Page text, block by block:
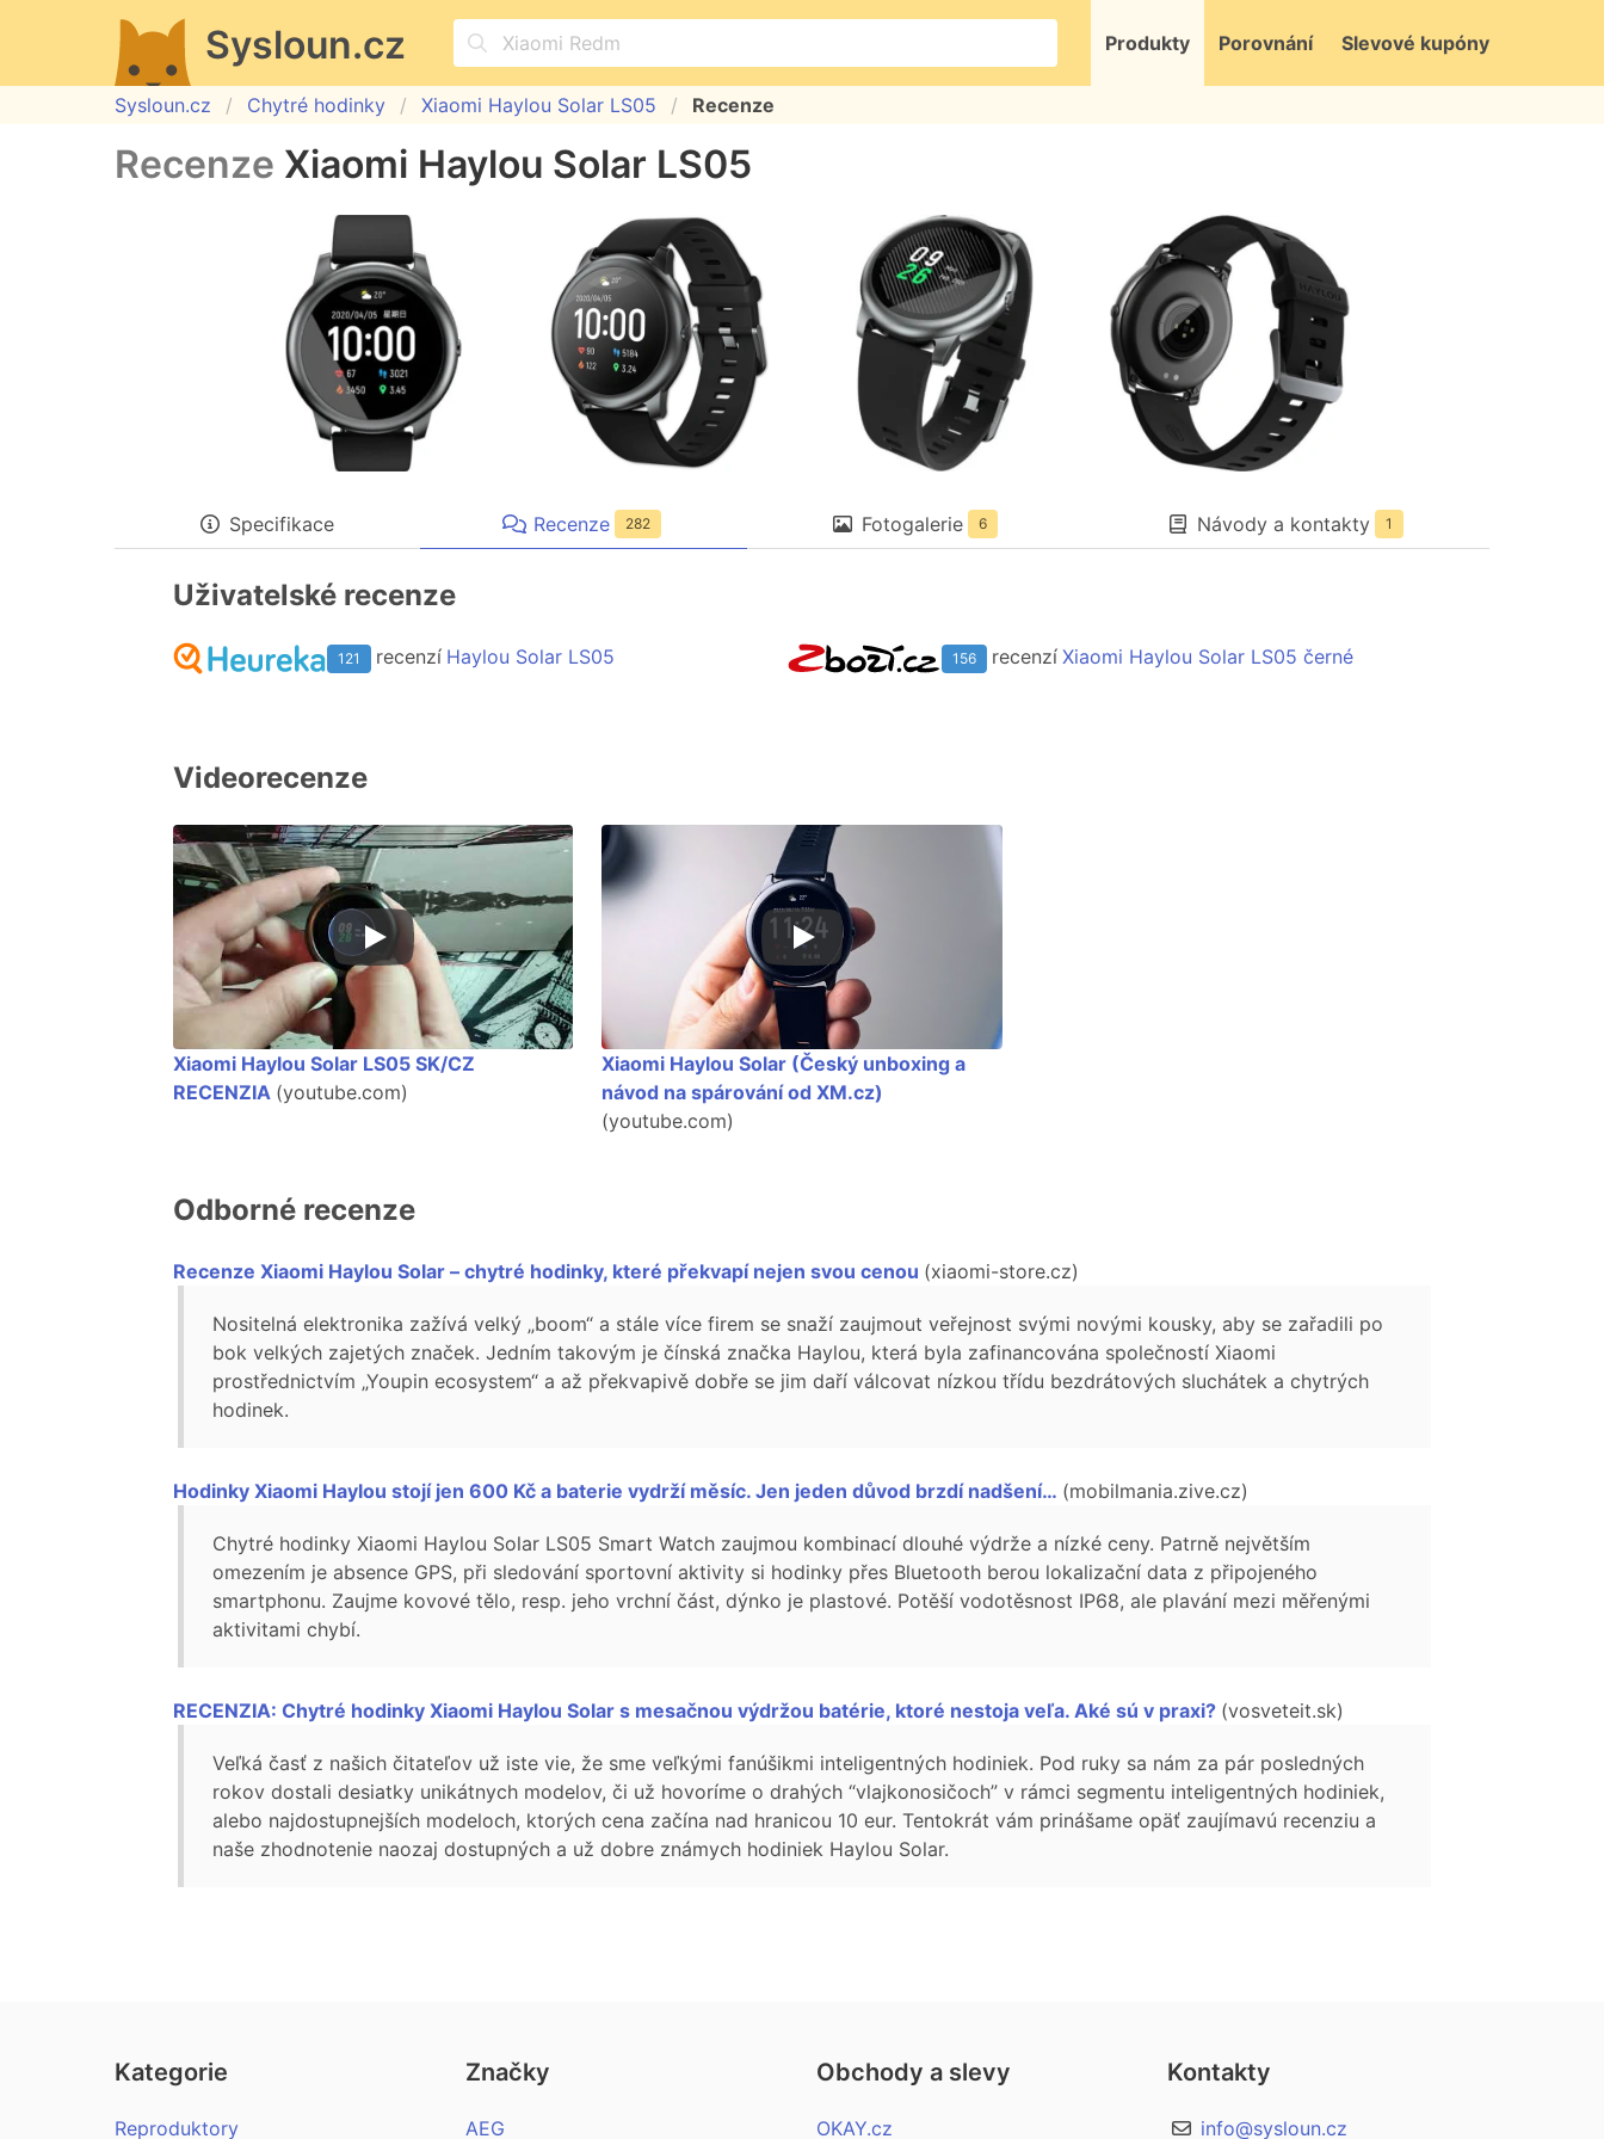
Sysloun.cz Produkty Porovnání Slevové kupóny
Sysloun.cz Chytré hodinky Xiaomi Haylou Solar LS05 Recenze
Recenze Xiaomi Haylou Solar LS05
Specifikace Recenze 282 Fotogalerie 6 Návody a kontakty 1
Uživatelské recenze
121 recenzí Haylou Solar LS05 156 recenzí Xiaomi Haylou Solar LS05 černé
Videorecenze
Xiaomi Haylou Solar LS05 SK/CZ
RECENZIA (youtube.com)
Xiaomi Haylou Solar (Český unboxing a
návod na spárování od XM.cz)
(youtube.com)
Odborné recenze
Recenze Xiaomi Haylou Solar – chytré hodinky, které překvapí nejen svou cenou (xiaomi-store.cz)
Nositelná elektronika zažívá velký „boom“ a stále více firem se snaží zaujmout veřejnost svými novými kousky, aby se zařadili po
bok velkých zajetých značek. Jedním takovým je čínská značka Haylou, která byla zafinancována společností Xiaomi
prostřednictvím „Youpin ecosystem“ a až překvapivě dobře se jim daří válcovat nízkou třídu bezdrátových sluchátek a chytrých
hodinek.
Hodinky Xiaomi Haylou stojí jen 600 Kč a baterie vydrží měsíc. Jen jeden důvod brzdí nadšení… (mobilmania.zive.cz)
Chytré hodinky Xiaomi Haylou Solar LS05 Smart Watch zaujmou kombinací dlouhé výdrže a nízké ceny. Patrně největším
omezením je absence GPS, při sledování sportovní aktivity si hodinky přes Bluetooth berou lokalizační data z připojeného
smartphonu. Zaujme kovové tělo, resp. jeho vrchní část, dýnko je plastové. Potěší vodotěsnost IP68, ale plavání mezi měřenými
aktivitami chybí.
RECENZIA: Chytré hodinky Xiaomi Haylou Solar s mesačnou výdržou batérie, ktoré nestoja veľa. Aké sú v praxi? (vosveteit.sk)
Veľká časť z našich čitateľov už iste vie, že sme veľkými fanúšikmi inteligentných hodiniek. Pod ruky sa nám za pár posledných
rokov dostali desiatky unikátnych modelov, či už hovoríme o drahých “vlajkonosičoch” v rámci segmentu inteligentných hodiniek,
alebo najdostupnejších modeloch, ktorých cena začína nad hranicou 10 eur. Tentokrát vám prinášame opäť zaujímavú recenziu a
naše zhodnotenie naozaj dostupných a už dobre známych hodiniek Haylou Solar.
Kategorie
Reproduktory
Značky
AEG
Obchody a slevy
OKAY.cz
Kontakty
info@sysloun.cz